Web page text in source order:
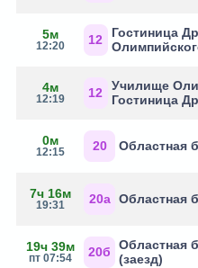
5м
12:20 12
Гостиница
4м
12:19 12
Училище
Гостиница
0м
12:15 20 Областная
7ч 16м
19:31 20а Областная
19ч 39м
пт 07:54 20б
Областная
(заезд)